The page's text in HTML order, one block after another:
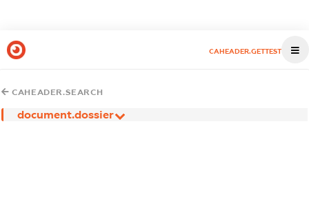
CAHEADER.GETTEST
CAHEADER.SEARCH
document.dossier